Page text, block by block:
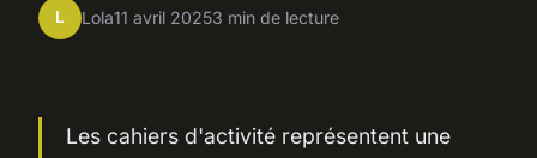
L Lola11 avril 20253 min de lecture
Les cahiers d'activité représentent une